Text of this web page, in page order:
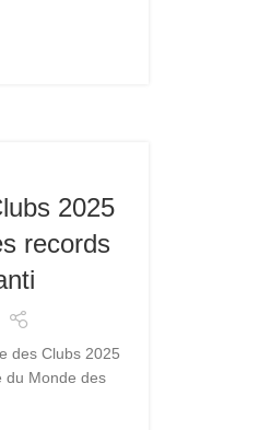
2025
records
des Clubs 2025
du Monde des